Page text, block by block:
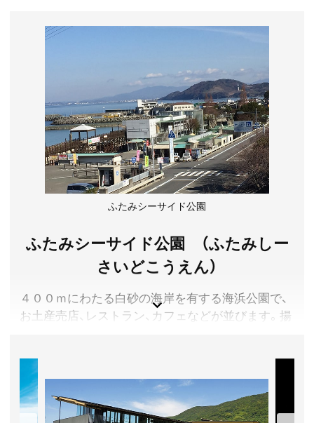
ります。更衣室や温水シャワー室、控室などを完備
を過ごすことができます。
また、隣にはキャンプ場があり、キャンプをしながら
イルカと過ごすことが出来ます。
愛媛県今治市
入場料／大人(中学生以上)500円、小人(4歳以上)400円
※ふれあいコース・スイムコースの詳細に関しては公式
サイトをご確認ください。
営業時間／9:00～17:00
する場合があります。)
アクセス／JR今治駅または福山駅よりバスで「伯方島
BS」下車、徒歩約5分
お問い合わせ／0897-72-8787
ドルフィンファームしまなみ 公式サイト
ふたみシーサイド公園
ふたみシーサイド公園 （ふたみしー
さいどこうえん）
４００ｍにわたる白砂の海岸を有する海浜公園で、
お土産売店、レストラン、カフェなどが並びます。揚
夕日観賞、海水浴、パラグライダーと、陸・海・空の魅
力あふれる公園です。